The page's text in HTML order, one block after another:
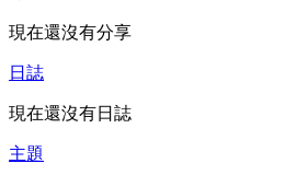
現在還沒有分享
日誌
現在還沒有日誌
主題